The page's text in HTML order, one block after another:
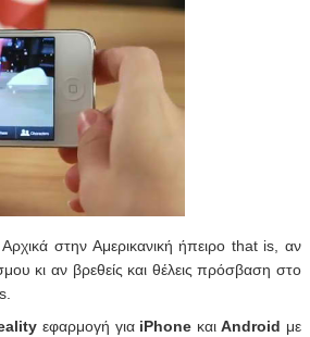
στην Αμερικανική ήπειρο that is, αν
κι αν βρεθείς και θέλεις πρόσβαση στο
εφαρμογή για iPhone καιAndroid με